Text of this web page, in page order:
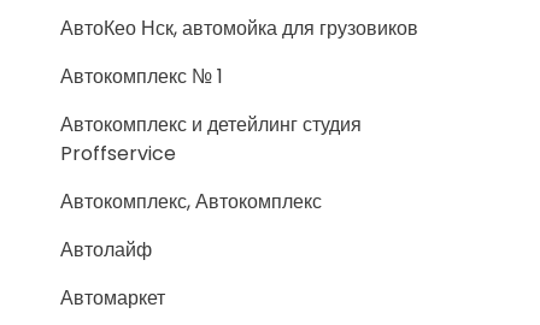
АвтоКео Нск, автомойка для грузовиков
Автокомплекс № 1
Автокомплекс и детейлинг студия
Proffservice
Автокомплекс, Автокомплекс
Автолайф
Автомаркет